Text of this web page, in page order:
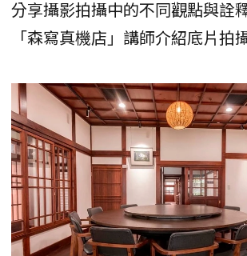
分享攝影拍攝中的不同觀點與詮
「森寫真機店」講師介紹底片拍